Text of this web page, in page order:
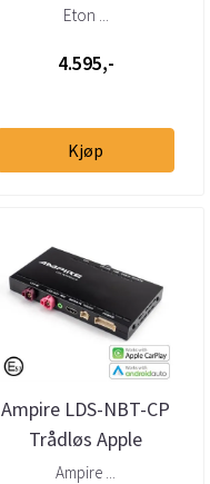
Senterhøyttaler BMW
Eton ...
4.595,-
Kjøp
Ampire LDS-NBT-CP
Trådløs Apple
CarPlay/Android Auto
Ampire ...